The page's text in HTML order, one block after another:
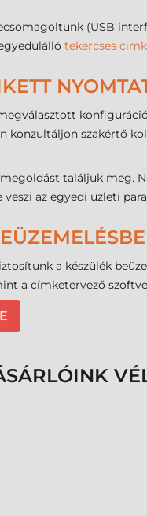
(USB
tekercses
konzultáljon szakértő
találjuk meg.
az egyedi üzleti
a készülék
a címketervező